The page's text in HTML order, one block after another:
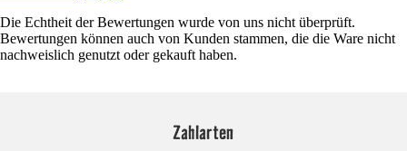
Die Echtheit der Bewertungen wurde von uns nicht überprüft.
Bewertungen können auch von Kunden stammen, die die Ware nicht
nachweislich genutzt oder gekauft haben.
Zahlarten